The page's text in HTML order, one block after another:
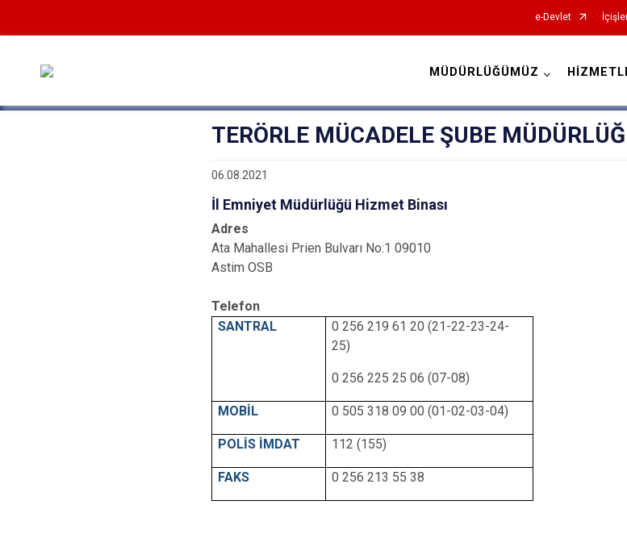
e-Devlet
MÜDÜRLÜĞÜMÜZ
TERÖRLE MÜCADELE ŞUBE
06.08.2021
İl Emniyet Müdürlüğü Hizmet Binası
Adres
Ata Mahallesi Prien Bulvarı No:1 09010
Astim OSB
Telefon
SANTRAL
0 256 219 61 20 (21-22-23-24-
25)
0 256 225 25 06 (07-08)
MOBİL 0 505 318 09 00 (01-02-03-04)
POLİS İMDAT 112 (155)
FAKS 0 256 213 55 38